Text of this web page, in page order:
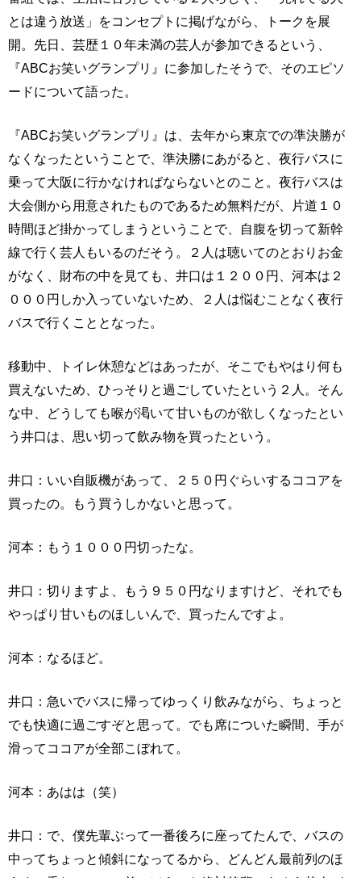
とは違う放送」をコンセプトに掲げながら、トークを展
開。先日、芸歴１０年未満の芸人が参加できるという、
『ABCお笑いグランプリ』に参加したそうで、そのエピソ
ードについて語った。
『ABCお笑いグランプリ』は、去年から東京での準決勝が
なくなったということで、準決勝にあがると、夜行バスに
乗って大阪に行かなければならないとのこと。夜行バスは
大会側から用意されたものであるため無料だが、片道１０
時間ほど掛かってしまうということで、自腹を切って新幹
線で行く芸人もいるのだそう。２人は聴いてのとおりお金
がなく、財布の中を見ても、井口は１２００円、河本は２
０００円しか入っていないため、２人は悩むことなく夜行
バスで行くこととなった。
移動中、トイレ休憩などはあったが、そこでもやはり何も
買えないため、ひっそりと過ごしていたという２人。そん
な中、どうしても喉が渇いて甘いものが欲しくなったとい
う井口は、思い切って飲み物を買ったという。
井口：いい自販機があって、２５０円ぐらいするココアを
買ったの。もう買うしかないと思って。
河本：もう１０００円切ったな。
井口：切りますよ、もう９５０円なりますけど、それでも
やっぱり甘いものほしいんで、買ったんですよ。
河本：なるほど。
井口：急いでバスに帰ってゆっくり飲みながら、ちょっと
でも快適に過ごすぞと思って。でも席についた瞬間、手が
滑ってココアが全部こぼれて。
河本：あはは（笑）
井口：で、僕先輩ぶって一番後ろに座ってたんで、バスの
中ってちょっと傾斜になってるから、どんどん最前列のほ